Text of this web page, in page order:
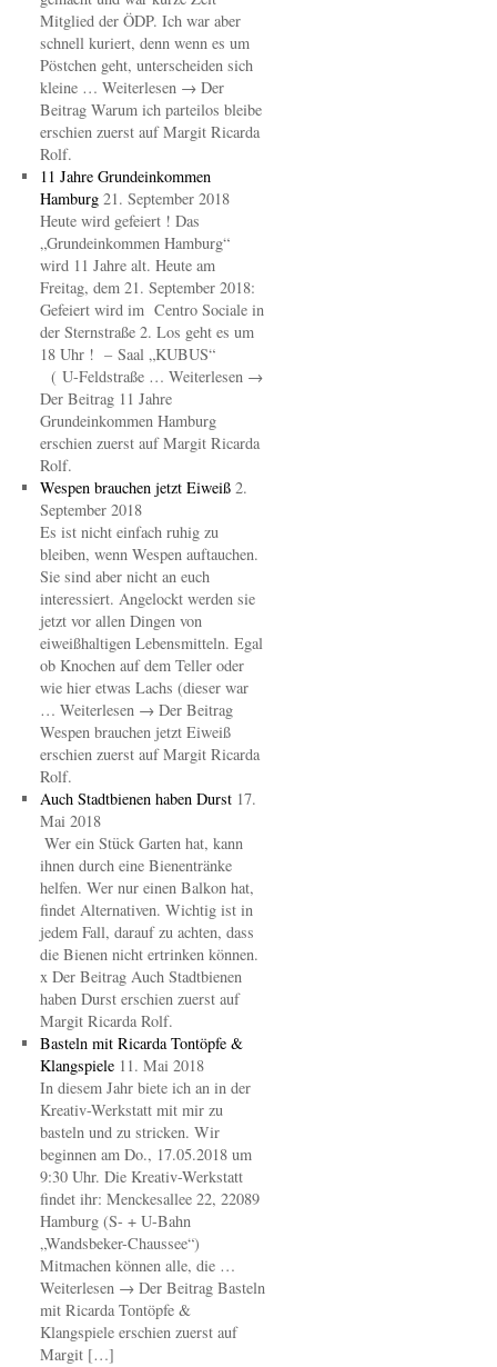
Mitglied der ÖDP. Ich war aber
schnell kuriert, denn wenn es um
Pöstchen geht, unterscheiden sich
kleine … Weiterlesen → Der
Beitrag Warum ich parteilos bleibe
erschien zuerst auf Margit Ricarda
Rolf.
11 Jahre Grundeinkommen
Hamburg 21. September 2018
Heute wird gefeiert ! Das
„Grundeinkommen Hamburg“
wird 11 Jahre alt. Heute am
Freitag, dem 21. September 2018:
Gefeiert wird im Centro Sociale in
der Sternstraße 2. Los geht es um
18 Uhr ! – Saal „KUBUS“
( U-Feldstraße … Weiterlesen →
Der Beitrag 11 Jahre
Grundeinkommen Hamburg
erschien zuerst auf Margit Ricarda
Rolf.
Wespen brauchen jetzt Eiweiß 2.
September 2018
Es ist nicht einfach ruhig zu
bleiben, wenn Wespen auftauchen.
Sie sind aber nicht an euch
interessiert. Angelockt werden sie
jetzt vor allen Dingen von
eiweißhaltigen Lebensmitteln. Egal
ob Knochen auf dem Teller oder
wie hier etwas Lachs (dieser war
… Weiterlesen → Der Beitrag
Wespen brauchen jetzt Eiweiß
erschien zuerst auf Margit Ricarda
Rolf.
Auch Stadtbienen haben Durst 17.
Mai 2018
Wer ein Stück Garten hat, kann
ihnen durch eine Bienentränke
helfen. Wer nur einen Balkon hat,
findet Alternativen. Wichtig ist in
jedem Fall, darauf zu achten, dass
die Bienen nicht ertrinken können.
x Der Beitrag Auch Stadtbienen
haben Durst erschien zuerst auf
Margit Ricarda Rolf.
Basteln mit Ricarda Tontöpfe &
Klangspiele 11. Mai 2018
In diesem Jahr biete ich an in der
Kreativ-Werkstatt mit mir zu
basteln und zu stricken. Wir
beginnen am Do., 17.05.2018 um
9:30 Uhr. Die Kreativ-Werkstatt
findet ihr: Menckesallee 22, 22089
Hamburg (S- + U-Bahn
„Wandsbeker-Chaussee“)
Mitmachen können alle, die …
Weiterlesen → Der Beitrag Basteln
mit Ricarda Tontöpfe &
Klangspiele erschien zuerst auf
Margit […]